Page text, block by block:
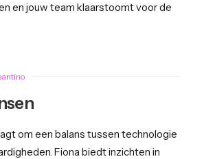
en jouw team klaarstoomt voor de
om een balans tussen technologie
Fiona biedt inzichten in